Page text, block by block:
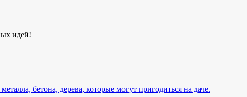
идей!
бетона, дерева, которые могут пригодиться на даче.